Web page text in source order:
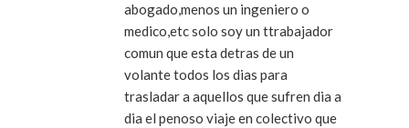
abogado,menos un ingeniero o
medico,etc solo soy un ttrabajador
comun que esta detras de un
volante todos los dias para
trasladar a aquellos que sufren dia a
dia el penoso viaje en colectivo que